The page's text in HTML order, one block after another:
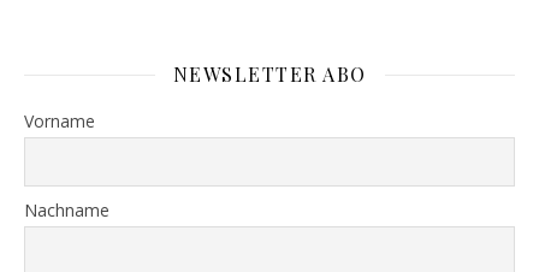
NEWSLETTER ABO
Vorname
Nachname